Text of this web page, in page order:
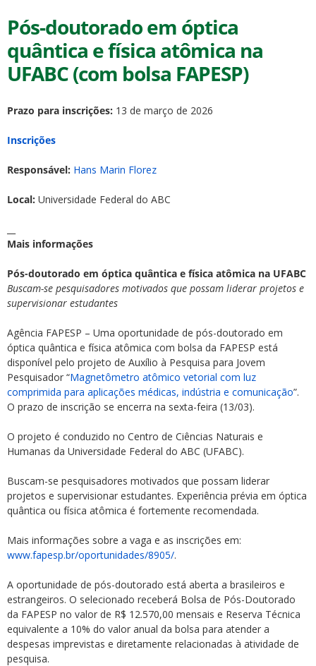
Pós-doutorado em óptica
quântica e física atômica na
UFABC (com bolsa FAPESP)
Prazo para inscrições: 13 de março de 2026
Inscrições
Responsável: Hans Marin Florez
Local: Universidade Federal do ABC
Mais informações
Pós-doutorado em óptica quântica e física atômica na UFABC
Buscam-se pesquisadores motivados que possam liderar projetos e
supervisionar estudantes
Agência FAPESP – Uma oportunidade de pós-doutorado em
óptica quântica e física atômica com bolsa da FAPESP está
disponível pelo projeto de Auxílio à Pesquisa para Jovem
Pesquisador “Magnetômetro atômico vetorial com luz
comprimida para aplicações médicas, indústria e comunicação”.
O prazo de inscrição se encerra na sexta-feira (13/03).
O projeto é conduzido no Centro de Ciências Naturais e
Humanas da Universidade Federal do ABC (UFABC).
Buscam-se pesquisadores motivados que possam liderar
projetos e supervisionar estudantes. Experiência prévia em óptica
quântica ou física atômica é fortemente recomendada.
Mais informações sobre a vaga e as inscrições em:
www.fapesp.br/oportunidades/8905/.
A oportunidade de pós-doutorado está aberta a brasileiros e
estrangeiros. O selecionado receberá Bolsa de Pós-Doutorado
da FAPESP no valor de R$ 12.570,00 mensais e Reserva Técnica
equivalente a 10% do valor anual da bolsa para atender a
despesas imprevistas e diretamente relacionadas à atividade de
pesquisa.